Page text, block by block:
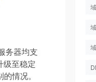
务器均支
级至稳定
情况。